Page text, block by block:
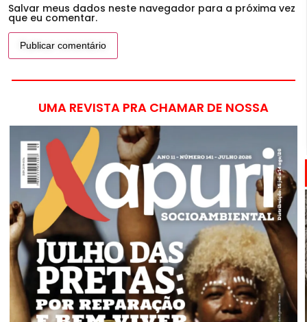
Salvar meus dados neste navegador para a próxima vez
que eu comentar.
UMA REVISTA PRA CHAMAR DE NOSSA